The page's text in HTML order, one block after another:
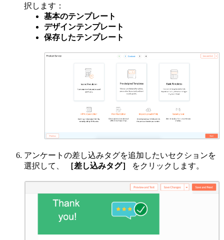
択します：
基本のテンプレート
デザインテンプレート
保存したテンプレート
アンケートの差し込みタグを追加したいセクションを
選択して、
［差し込みタグ］ をクリックします。